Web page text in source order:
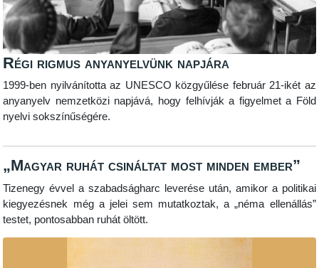
Régi rigmus anyanyelvünk napjára
1999-ben nyilvánította az UNESCO közgyűlése február 21-ikét az
anyanyelv nemzetközi napjává, hogy felhívják a figyelmet a Föld
nyelvi sokszínűségére.
„Magyar ruhát csináltat most minden ember”
Tizenegy évvel a szabadságharc leverése után, amikor a politikai
kiegyezésnek még a jelei sem mutatkoztak, a „néma ellenállás”
testet, pontosabban ruhát öltött.